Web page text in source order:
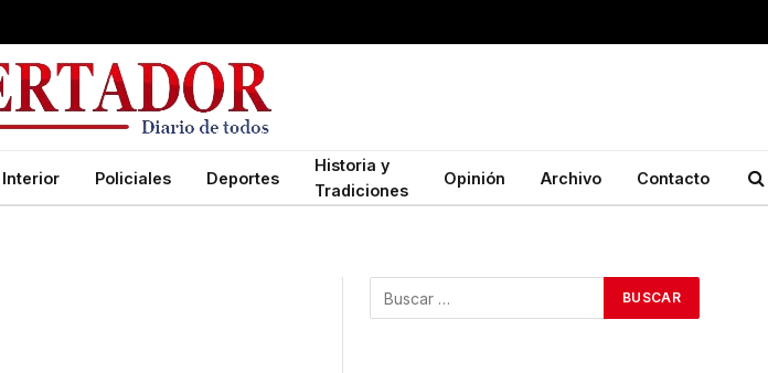
Interior Policiales Deportes
Historia y
Tradiciones
Opinión Archivo Contacto